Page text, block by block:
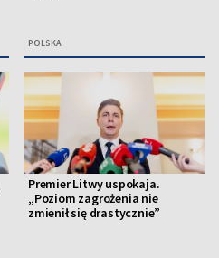
POLSKA
Premier Litwy uspokaja.
„Poziom zagrożenia nie
zmienił się drastycznie”